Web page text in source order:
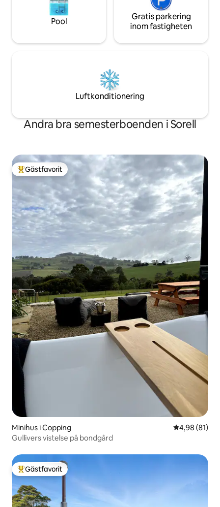
Pool
Gratis parkering
inom fastigheten
Luftkonditionering
Andra bra semesterboenden i Sorell
Populär gästfavorit
Gästfavorit
Minihus i Copping 4,98 av 5 i
4,98 (81)
Gullivers vistelse på bondgård
Populär gästfavorit
Gästfavorit